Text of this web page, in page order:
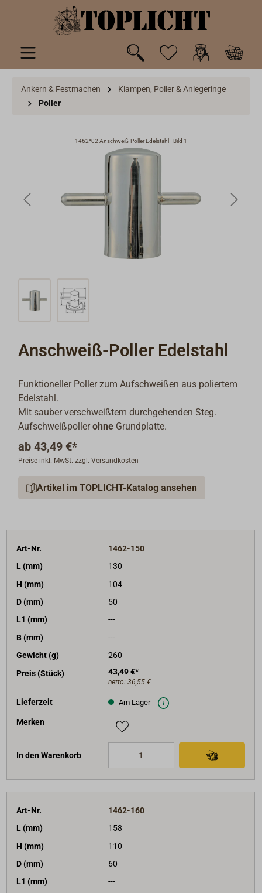
springen
Ankern & Festmachen
Klampen, Poller & Anlegeringe
Poller
1462*02 Anschweiß-Poller Edelstahl - Bild 1
Anschweiß-Poller Edelstahl
Funktioneller Poller zum Aufschweißen aus poliertem
Edelstahl.
Mit sauber verschweißtem durchgehenden Steg.
Aufschweißpollerohne Grundplatte.
ab 43,49 €*
Preise inkl. MwSt. zzgl. Versandkosten
Artikel im TOPLICHT-Katalog ansehen
Art-Nr.
1462-150
L (mm)
130
H (mm)
104
D (mm)
50
L1 (mm)
---
B (mm)
---
Gewicht (g)
260
Preis (Stück)
43,49 €*
netto: 36,55 €
Lieferzeit Am Lager
Merken
In den Warenkorb
Art-Nr.
1462-160
L (mm)
158
H (mm)
110
D (mm)
60
L1 (mm)
---